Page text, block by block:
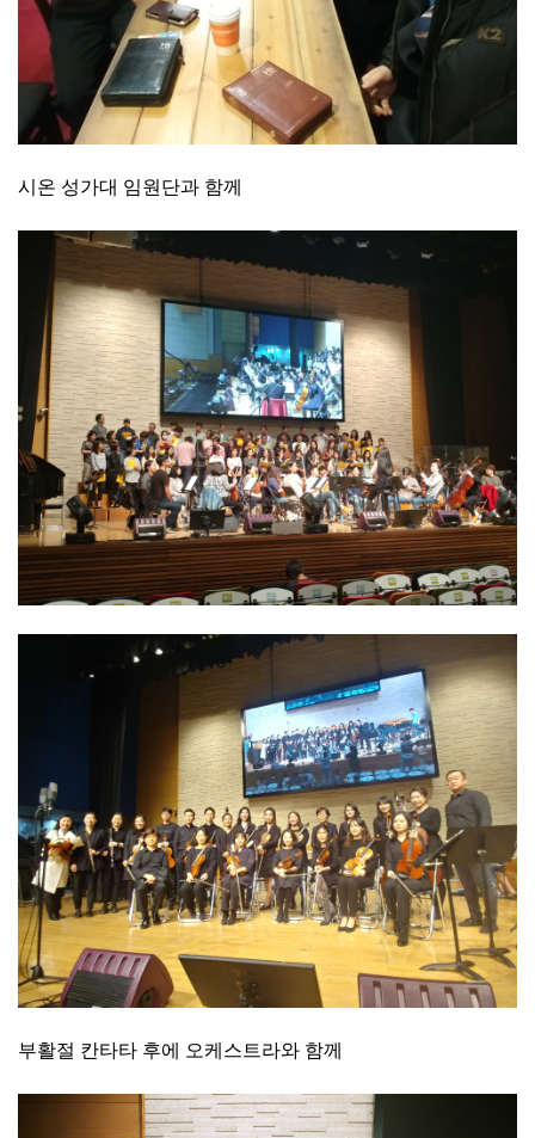
시온 성가대 임원단과 함께
부활절 칸타타 후에 오케스트라와 함께